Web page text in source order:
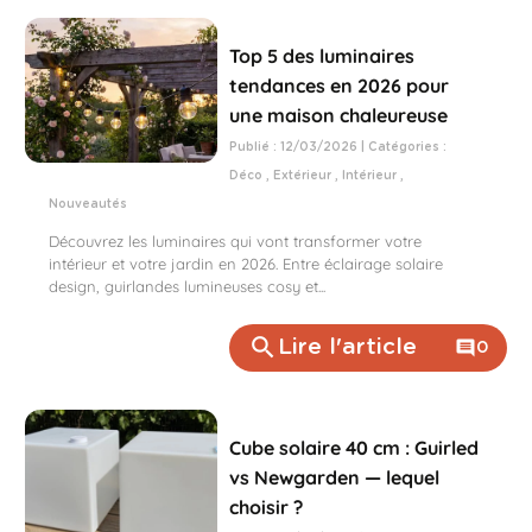
Top 5 des luminaires
tendances en 2026 pour
une maison chaleureuse
Publié : 12/03/2026 | Catégories :
Déco , Extérieur , Intérieur ,
Nouveautés
Découvrez les luminaires qui vont transformer votre
intérieur et votre jardin en 2026. Entre éclairage solaire
design, guirlandes lumineuses cosy et...
search Lire l'article comment0
Cube solaire 40 cm : Guirled
vs Newgarden — lequel
choisir ?